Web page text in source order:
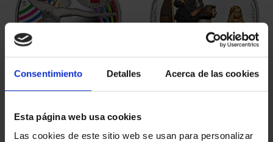
Consentimiento Detalles Acerca de las cookies
Esta página web usa cookies
Las cookies de este sitio web se usan para personalizar
EQUIPO OLIMPICO
ESPAÑOL 2024 - 8